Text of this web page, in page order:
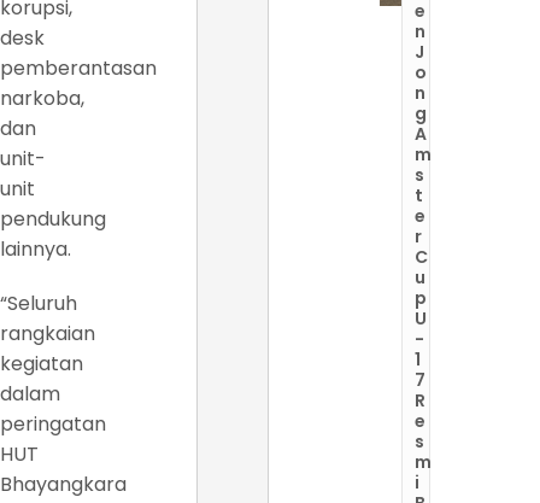
korupsi,
desk
pemberantasan
narkoba,
dan
unit-
unit
pendukung
lainnya.
“Seluruh
rangkaian
kegiatan
dalam
peringatan
HUT
Bhayangkara
e
n
J
o
n
g
A
m
s
t
e
r
C
u
p
U
-
1
7
R
e
s
m
i